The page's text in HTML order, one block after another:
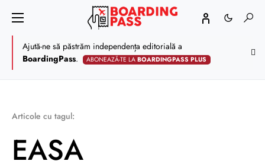
Ajută-ne să păstrăm independența editorială a
BoardingPass. ABONEAZĂ-TE LABOARDINGPASS PLUS
Articole cu tagul:
EASA